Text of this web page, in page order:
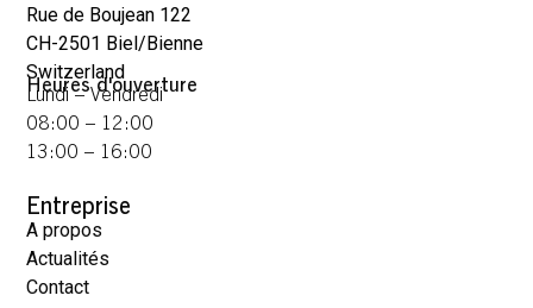
Rue de Boujean 122
CH-2501 Biel/Bienne
Switzerland
Heures d'ouverture
Lundi – Vendredi
08:00 – 12:00
13:00 – 16:00
Entreprise
A propos
Actualités
Contact